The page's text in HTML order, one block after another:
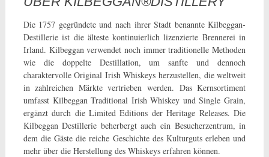
Die 1757 gegründete und nach ihrer Stadt benannte Kilbeggan-
Destillerie ist die älteste kontinuierlich lizenzierte Brennerei in
Irland. Kilbeggan verwendet noch immer traditionelle Methoden
wie die doppelte Destillation, um sanfte und dennoch
charaktervolle Original Irish Whiskeys herzustellen, die weltweit
in zahlreichen Märkte vertrieben werden. Das Kernsortiment
umfasst Kilbeggan Traditional Irish Whiskey und Single Grain,
ergänzt durch die Limited Editions der Heritage Releases. Die
Kilbeggan Destillerie beherbergt auch ein Besucherzentrum, in
dem die Gäste die reiche Geschichte des Kulturguts erleben und
mehr über die Herstellung des Whiskeys erfahren können.